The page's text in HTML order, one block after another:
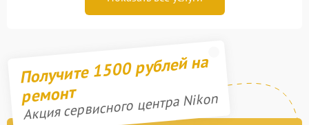
Получите 1500 рублей на
ремонт
Акция сервисного центра Nikon